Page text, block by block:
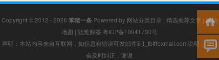
Copyright © 2012 - 2026 笨猪一条 Powered by 网站分类目录 | 精选推荐文章 |网站
地图 | 疑难解答 粤ICP备10041730号
声明：本站内容来自互联网，如信息有错误可发邮件到f_fb#foxmail.com说明，我们
会及时纠正，谢谢